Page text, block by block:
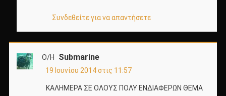
Συνδεθείτε για να απαντήσετε
Ο/Η Submarine
19 Ιουνίου 2014 στις 11:57
ΚΑΛΗΜΕΡΑ ΣΕ ΟΛΟΥΣ ΠΟΛΥ ΕΝΔΙΑΦΕΡΩΝ ΘΕΜΑ